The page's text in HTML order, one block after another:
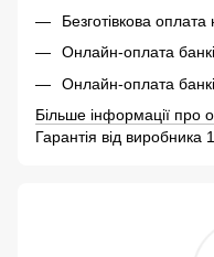
Безготівкова
Онлайн-оплата
Онлайн-оплата
Більше інформації про
Гарантія від виробника